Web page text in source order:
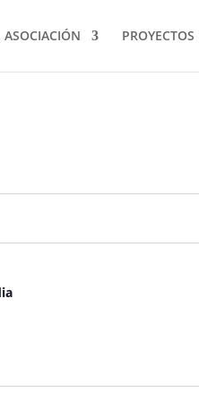
ASOCIACIÓN PROYECTOS